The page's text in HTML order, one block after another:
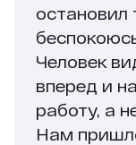
остановил
Человек
вперед и
работу, а
Нам